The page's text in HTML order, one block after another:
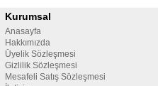
Kurumsal
Anasayfa
Hakkımızda
Üyelik Sözleşmesi
Gizlilik Sözleşmesi
Mesafeli Satış Sözleşmesi